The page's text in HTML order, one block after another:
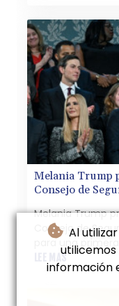
Al
información
Melania Trump
Consejo de
Melania Trump
Consejo de
para una
anunció su
LEE MAS